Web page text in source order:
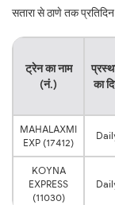
सतारा से ठाणे तक
ट्रेन का नाम
(नं.)
का
MAHALAXMI
EXP (17412)
KOYNA
EXPRESS
(11030)